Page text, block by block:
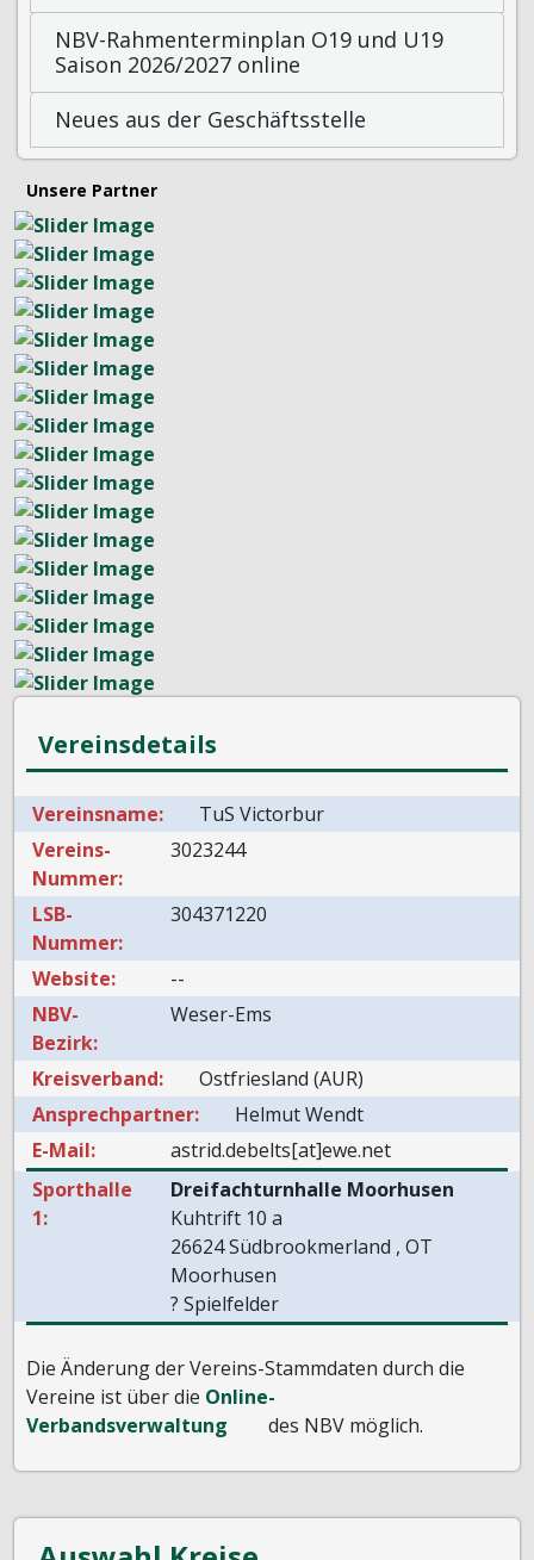
NBV-Rahmenterminplan O19 und U19
Saison 2026/2027 online
Neues aus der Geschäftsstelle
Unsere Partner
Vereinsdetails
Vereinsname:
TuS Victorbur
Vereins-
Nummer:
3023244
LSB-
Nummer:
304371220
Website:
--
NBV-
Bezirk:
Weser-Ems
Kreisverband:
Ostfriesland (AUR)
Ansprechpartner:
Helmut Wendt
E-Mail:
astrid.debelts[at]ewe.net
Sporthalle
1:
Dreifachturnhalle Moorhusen
Kuhtrift 10 a
26624 Südbrookmerland , OT
Moorhusen
? Spielfelder
Die Änderung der Vereins-Stammdaten durch die
Vereine ist über die Online-
Verbandsverwaltung
des NBV möglich.